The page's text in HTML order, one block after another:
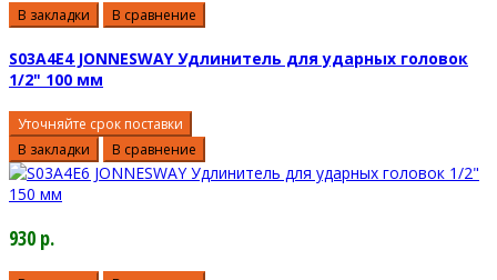
В закладки В сравнение
S03A4E4 JONNESWAY Удлинитель для ударных головок
1/2" 100 мм
Уточняйте срок поставки
В закладки
В сравнение
930 р.